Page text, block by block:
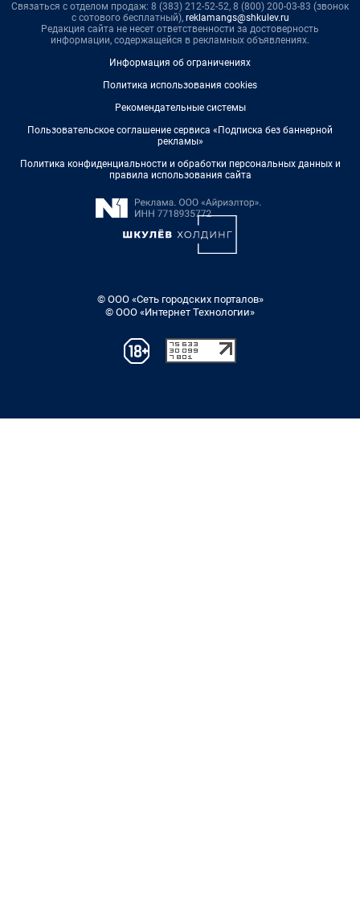
Связаться с отделом продаж: 8 (383) 212-52-52, 8 (800) 200-03-83 (звонок
с сотового бесплатный), reklamangs@shkulev.ru
Редакция сайта не несет ответственности за достоверность
информации, содержащейся в рекламных объявлениях.
Информация об ограничениях
Политика использования cookies
Рекомендательные системы
Пользовательское соглашение сервиса «Подписка без баннерной
рекламы»
Политика конфиденциальности и обработки персональных данных и
правила использования сайта
© ООО «Сеть городских порталов»
© ООО «Интернет Технологии»